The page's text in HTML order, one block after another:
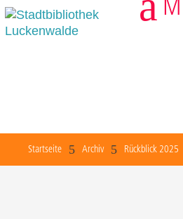
Startseite 5 Archiv 5 Rückblick 2025